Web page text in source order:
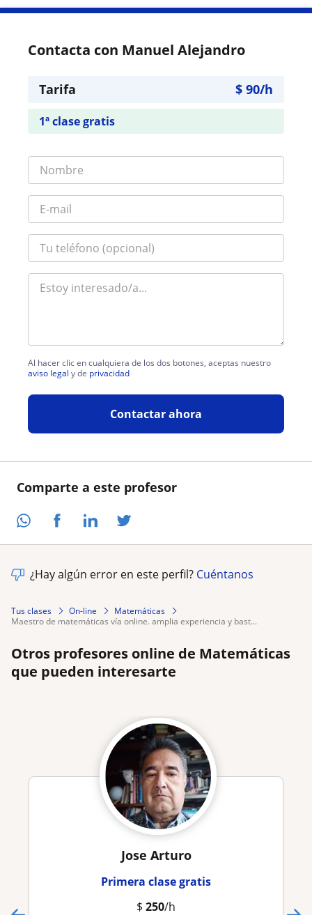
Comparte a este profesor
Contacta con Manuel Alejandro
Tarifa $ 90/h
1ª clase gratis
Al hacer clic en cualquiera de los dos botones, aceptas nuestro
aviso legal y de privacidad
Contactar ahora
¿Hay algún error en este perfil? Cuéntanos
Tus clases On-line
Matemáticas
maestro de matemáticas vía online. amplia experiencia y bast...
Otros profesores online de Matemáticas
que pueden interesarte
Jose Arturo
Primera clase gratis
$ 250/h